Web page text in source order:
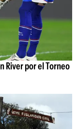
River por el Torneo